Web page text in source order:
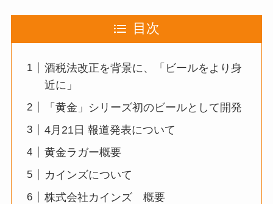
目次
酒税法改正を背景に、「ビールをより身
近に」
「黄金」シリーズ初のビールとして開発
4月21日 報道発表について
黄金ラガー概要
カインズについて
株式会社カインズ 概要